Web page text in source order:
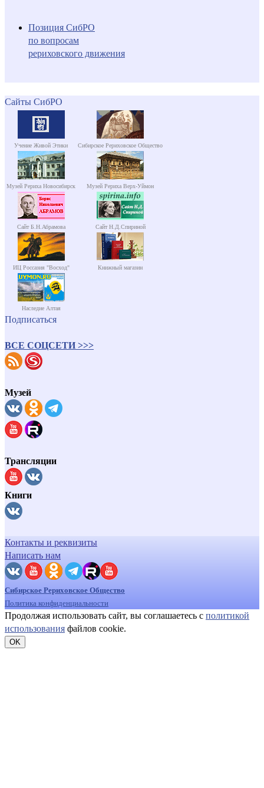
Позиция СибРО
по вопросам
рериховского движения
Сайты СибРО
Учение Живой Этики Сибирское Рериховское Общество
Музей Рериха Новосибирск Музей Рериха Верх-Уймон
Сайт Б.Н.Абрамова Сайт Н.Д.Спириной
ИЦ Россазия "Восход" Книжный магазин
Наследие Алтая
Подписаться
ВСЕ СОЦСЕТИ >>>
Музей
Трансляции
Книги
Контакты и реквизиты
Написать нам
Сибирское Рериховское Общество
Политика конфиденциальности
Продолжая использовать сайт, вы соглашаетесь с политикой
использования файлов cookie.
OK